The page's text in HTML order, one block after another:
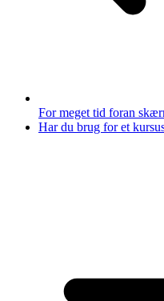
For meget tid foran
Har du brug for et